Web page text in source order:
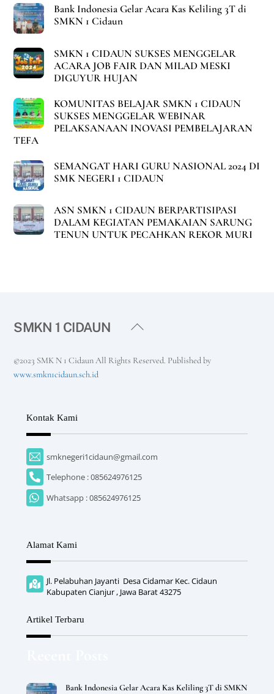
Bank Indonesia Gelar Acara Kas Keliling 3T di
SMKN 1 Cidaun
SMKN 1 CIDAUN SUKSES MENGGELAR
ACARA JOB FAIR DAN MILAD MESKI
DIGUYUR HUJAN
KOMUNITAS BELAJAR SMKN 1 CIDAUN
SUKSES MENGGELAR WEBINAR
PELAKSANAAN INOVASI PEMBELAJARAN
TEFA
SEMANGAT HARI GURU NASIONAL 2024 DI
SMK NEGERI 1 CIDAUN
ASN SMKN 1 CIDAUN BERPARTISIPASI
DALAM KEGIATAN PEMAKAIAN SARUNG
TENUN UNTUK PECAHKAN REKOR MURI
Back
Top
SMKN 1 CIDAUN
©2023 SMK N 1 Cidaun All Rights Reserved. Published by
www.smkn1cidaun.sch.id
Kontak Kami
smknegeri1cidaun@gmail.com
Telephone : 085624976125
Whatsapp : 085624976125
Alamat Kami
Jl. Pelabuhan Jayanti Desa Cidamar Kec. Cidaun
Kabupaten Cianjur , Jawa Barat 43275
Artikel Terbaru
Bank Indonesia Gelar Acara Kas Keliling 3T di SMKN